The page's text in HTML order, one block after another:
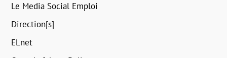
Le Media Social Emploi
Direction[s]
ELnet